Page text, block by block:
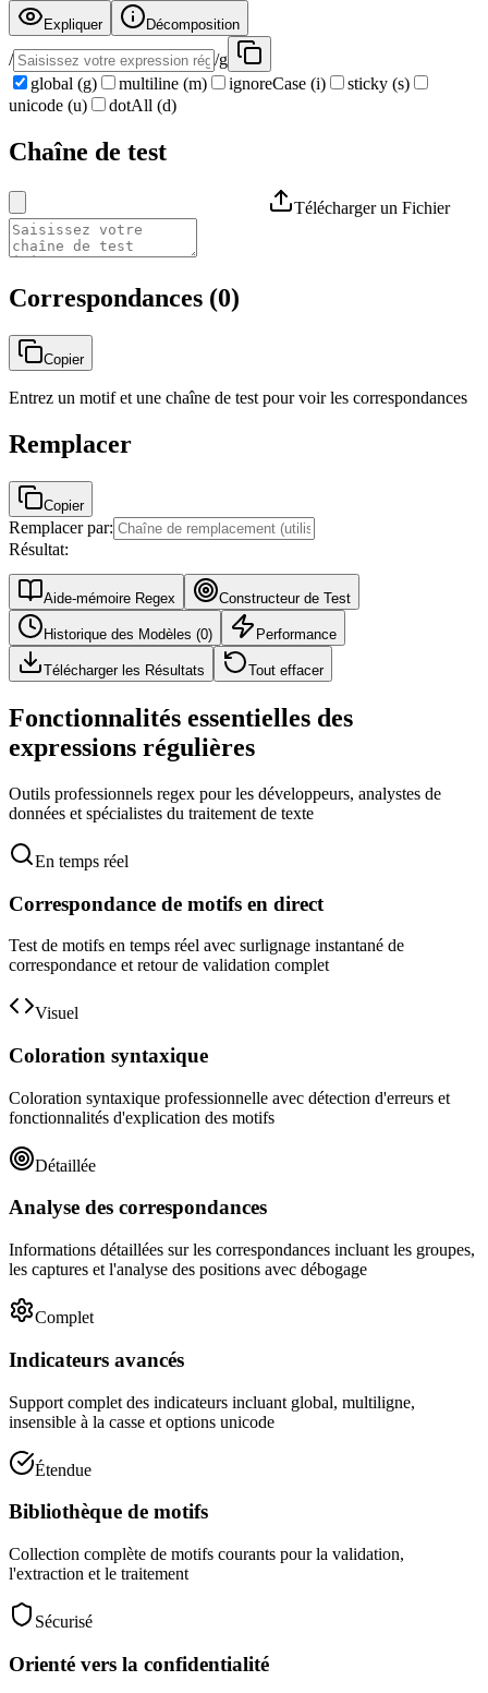
Expliquer Décomposition
/ /g
global (g) multiline (m) ignoreCase (i) sticky (s)
unicode (u) dotAll (d)
Chaîne de test
Télécharger un Fichier
Correspondances (0)
Copier
Entrez un motif et une chaîne de test pour voir les correspondances
Remplacer
Copier
Remplacer par:
Résultat:
Aide-mémoire Regex Constructeur de Test
Historique des Modèles (0) Performance
Télécharger les Résultats Tout effacer
Fonctionnalités essentielles des
expressions régulières
Outils professionnels regex pour les développeurs, analystes de
données et spécialistes du traitement de texte
En temps réel
Correspondance de motifs en direct
Test de motifs en temps réel avec surlignage instantané de
correspondance et retour de validation complet
Visuel
Coloration syntaxique
Coloration syntaxique professionnelle avec détection d'erreurs et
fonctionnalités d'explication des motifs
Détaillée
Analyse des correspondances
Informations détaillées sur les correspondances incluant les groupes,
les captures et l'analyse des positions avec débogage
Complet
Indicateurs avancés
Support complet des indicateurs incluant global, multiligne,
insensible à la casse et options unicode
Étendue
Bibliothèque de motifs
Collection complète de motifs courants pour la validation,
l'extraction et le traitement
Sécurisé
Orienté vers la confidentialité